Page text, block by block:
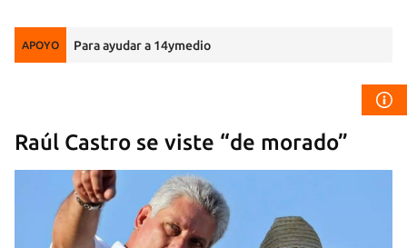
APOYO Para ayudar a 14ymedio
Raúl Castro se viste “de morado”